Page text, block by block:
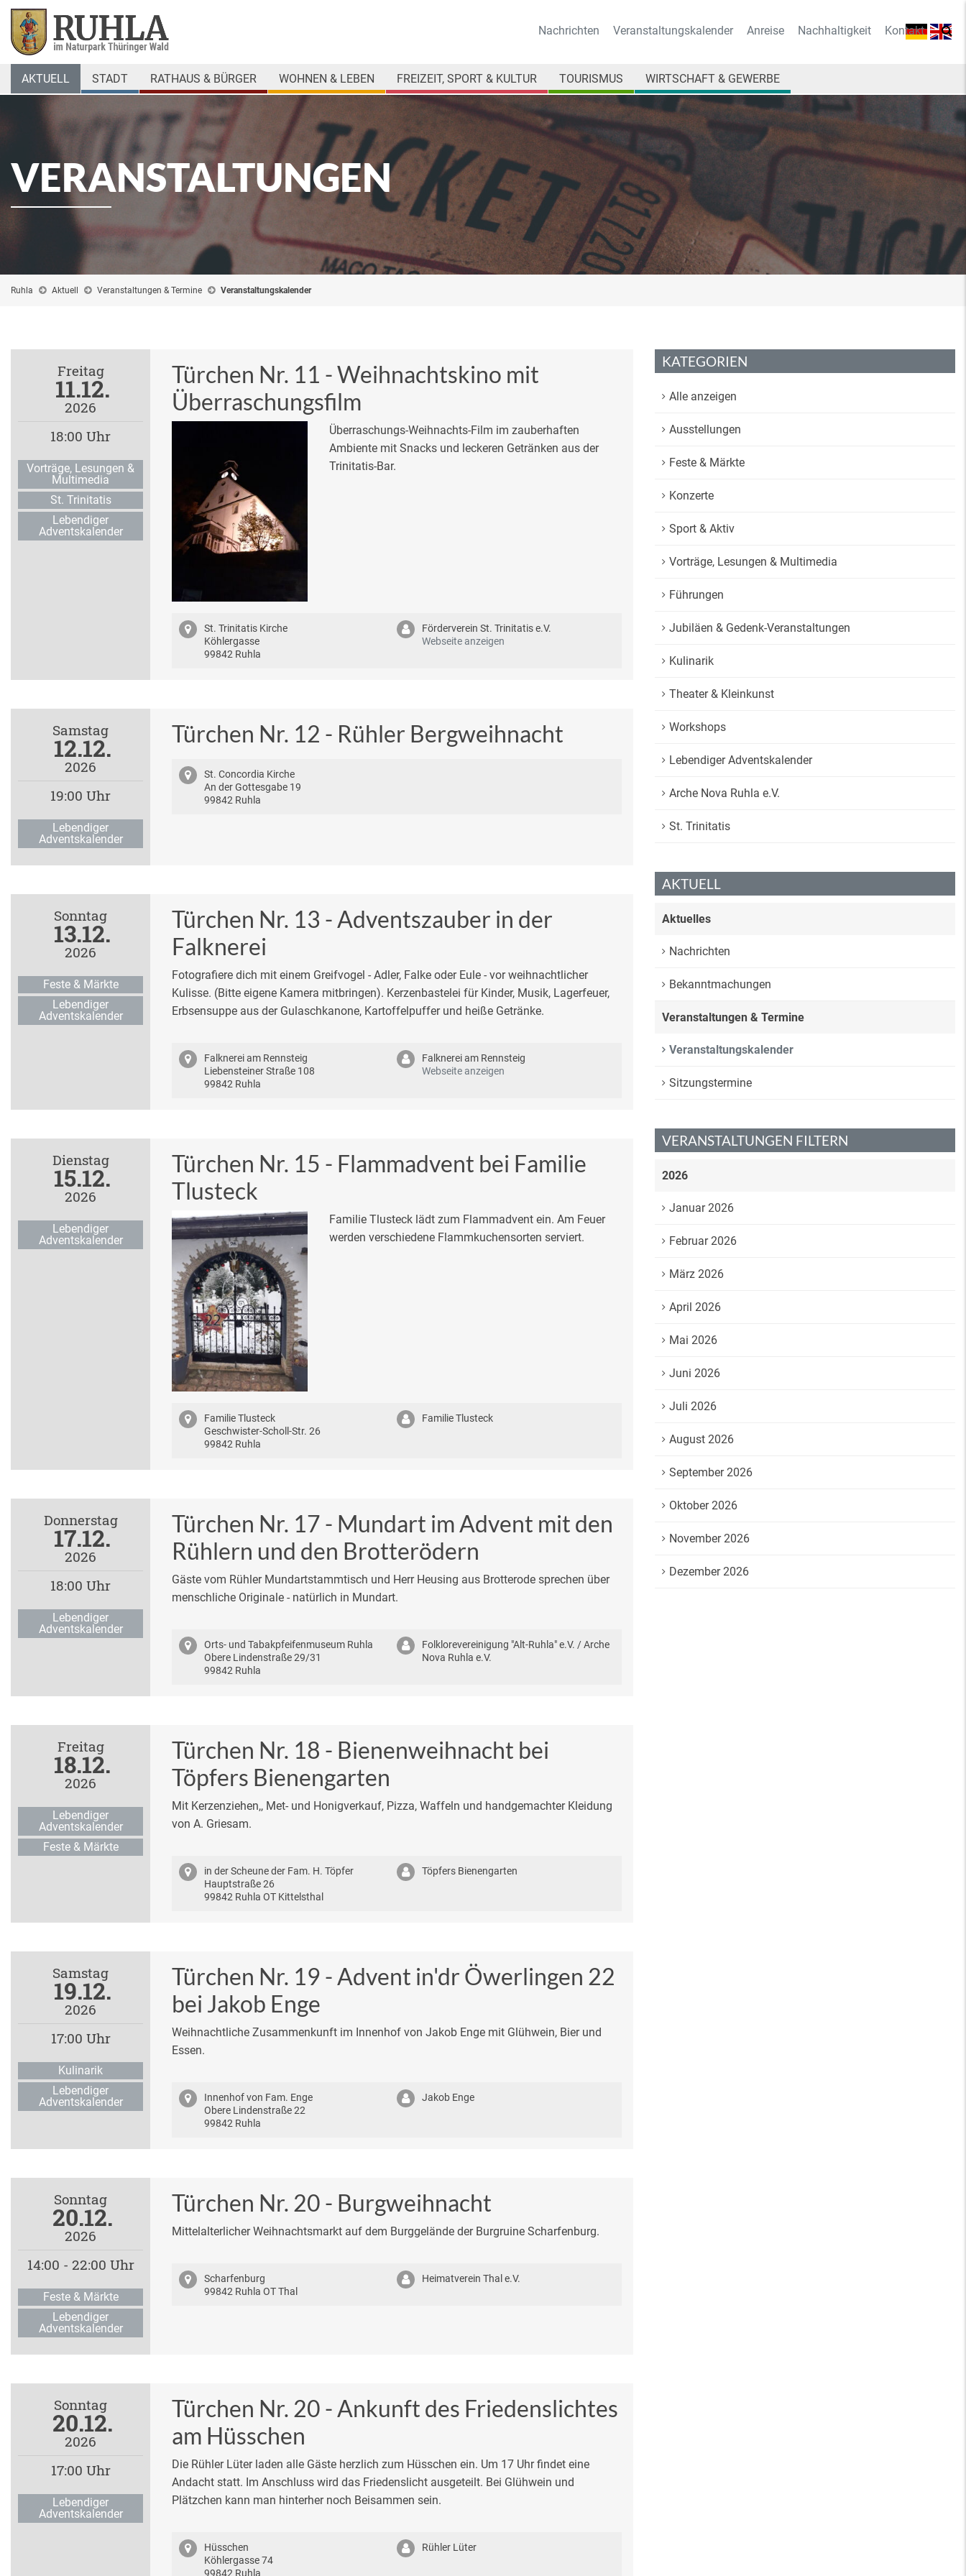
Nachrichten Veranstaltungskalender Anreise Nachhaltigkeit Kontakt
AKTUELL STADT RATHAUS & BÜRGER WOHNEN & LEBEN FREIZEIT, SPORT & KULTUR TOURISMUS WIRTSCHAFT & GEWERBE
VERANSTALTUNGEN
Ruhla Aktuell Veranstaltungen & Termine Veranstaltungskalender
Freitag
11.12.
2026
18:00 Uhr
Vorträge, Lesungen &
Multimedia
St. Trinitatis
Lebendiger
Adventskalender
Türchen Nr. 11 - Weihnachtskino mit
Überraschungsfilm
Überraschungs-Weihnachts-Film im zauberhaften
Ambiente mit Snacks und leckeren Getränken aus der
Trinitatis-Bar.
St. Trinitatis Kirche
Köhlergasse
99842 Ruhla
Förderverein St. Trinitatis e.V.
Webseite anzeigen
Samstag
12.12.
2026
19:00 Uhr
Lebendiger
Adventskalender
Türchen Nr. 12 - Rühler Bergweihnacht
St. Concordia Kirche
An der Gottesgabe 19
99842 Ruhla
Sonntag
13.12.
2026
Feste & Märkte
Lebendiger
Adventskalender
Türchen Nr. 13 - Adventszauber in der
Falknerei
Fotografiere dich mit einem Greifvogel - Adler, Falke oder Eule - vor weihnachtlicher
Kulisse. (Bitte eigene Kamera mitbringen). Kerzenbastelei für Kinder, Musik, Lagerfeuer,
Erbsensuppe aus der Gulaschkanone, Kartoffelpuffer und heiße Getränke.
Falknerei am Rennsteig
Liebensteiner Straße 108
99842 Ruhla
Falknerei am Rennsteig
Webseite anzeigen
Dienstag
15.12.
2026
Lebendiger
Adventskalender
Türchen Nr. 15 - Flammadvent bei Familie
Tlusteck
Familie Tlusteck lädt zum Flammadvent ein. Am Feuer
werden verschiedene Flammkuchensorten serviert.
Familie Tlusteck
Geschwister-Scholl-Str. 26
99842 Ruhla
Familie Tlusteck
Donnerstag
17.12.
2026
18:00 Uhr
Lebendiger
Adventskalender
Türchen Nr. 17 - Mundart im Advent mit den
Rühlern und den Brotterödern
Gäste vom Rühler Mundartstammtisch und Herr Heusing aus Brotterode sprechen über
menschliche Originale - natürlich in Mundart.
Orts- und Tabakpfeifenmuseum Ruhla
Obere Lindenstraße 29/31
99842 Ruhla
Folklorevereinigung "Alt-Ruhla" e.V. / Arche
Nova Ruhla e.V.
Freitag
18.12.
2026
Lebendiger
Adventskalender
Feste & Märkte
Türchen Nr. 18 - Bienenweihnacht bei
Töpfers Bienengarten
Mit Kerzenziehen,, Met- und Honigverkauf, Pizza, Waffeln und handgemachter Kleidung
von A. Griesam.
in der Scheune der Fam. H. Töpfer
Hauptstraße 26
99842 Ruhla OT Kittelsthal
Töpfers Bienengarten
Samstag
19.12.
2026
17:00 Uhr
Kulinarik
Lebendiger
Adventskalender
Türchen Nr. 19 - Advent in'dr Öwerlingen 22
bei Jakob Enge
Weihnachtliche Zusammenkunft im Innenhof von Jakob Enge mit Glühwein, Bier und
Essen.
Innenhof von Fam. Enge
Obere Lindenstraße 22
99842 Ruhla
Jakob Enge
Sonntag
20.12.
2026
14:00 - 22:00 Uhr
Feste & Märkte
Lebendiger
Adventskalender
Türchen Nr. 20 - Burgweihnacht
Mittelalterlicher Weihnachtsmarkt auf dem Burggelände der Burgruine Scharfenburg.
Scharfenburg
99842 Ruhla OT Thal
Heimatverein Thal e.V.
Sonntag
20.12.
2026
17:00 Uhr
Lebendiger
Adventskalender
Türchen Nr. 20 - Ankunft des Friedenslichtes
am Hüsschen
Die Rühler Lüter laden alle Gäste herzlich zum Hüsschen ein. Um 17 Uhr findet eine
Andacht statt. Im Anschluss wird das Friedenslicht ausgeteilt. Bei Glühwein und
Plätzchen kann man hinterher noch Beisammen sein.
Hüsschen
Köhlergasse 74
99842 Ruhla
Rühler Lüter
KATEGORIEN
Alle anzeigen
Ausstellungen
Feste & Märkte
Konzerte
Sport & Aktiv
Vorträge, Lesungen & Multimedia
Führungen
Jubiläen & Gedenk-Veranstaltungen
Kulinarik
Theater & Kleinkunst
Workshops
Lebendiger Adventskalender
Arche Nova Ruhla e.V.
St. Trinitatis
AKTUELL
Aktuelles
Nachrichten
Bekanntmachungen
Veranstaltungen & Termine
Veranstaltungskalender
Sitzungstermine
VERANSTALTUNGEN FILTERN
2026
Januar 2026
Februar 2026
März 2026
April 2026
Mai 2026
Juni 2026
Juli 2026
August 2026
September 2026
Oktober 2026
November 2026
Dezember 2026